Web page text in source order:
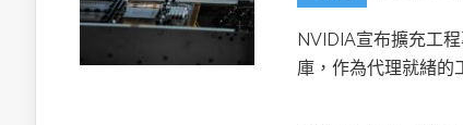
NVIDIA宣布擴充工
庫，作為代理就緒的